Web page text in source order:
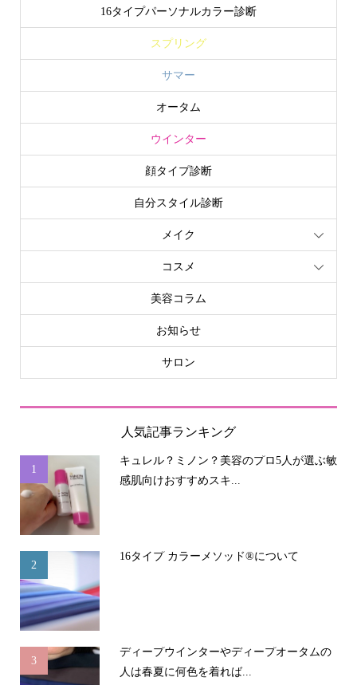
16タイプパーソナルカラー診断
スプリング
サマー
オータム
ウインター
顔タイプ診断
自分スタイル診断
メイク
コスメ
美容コラム
お知らせ
サロン
人気記事ランキング
1
キュレル？ミノン？美容のプロ5人が選ぶ敏
感肌向けおすすめスキ...
2
16タイプ カラーメソッド®について
3
ディープウインターやディープオータムの
人は春夏に何色を着れば...